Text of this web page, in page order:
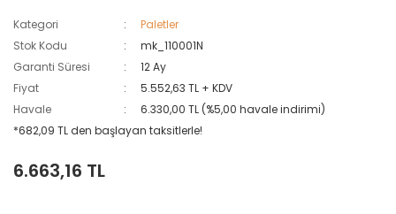
Kategori
Paletler
Stok Kodu
mk_110001N
Garanti Süresi
12 Ay
Fiyat
5.552,63 TL + KDV
Havale
6.330,00 TL (%5,00 havale indirimi)
*682,09 TL den başlayan taksitlerle!
6.663,16 TL